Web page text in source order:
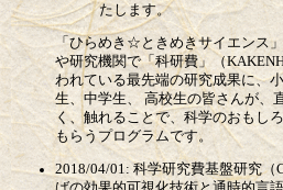
たします。
「ひらめき☆ときめきサイエンス
や研究機関で「科研費」（
われている最先端の研究成果に、
生、中学生、 高校生の皆さんが、
く、触れることで、科学のおもし
もらうプログラムです。
2018/04/01: 科学研究費基盤研究（